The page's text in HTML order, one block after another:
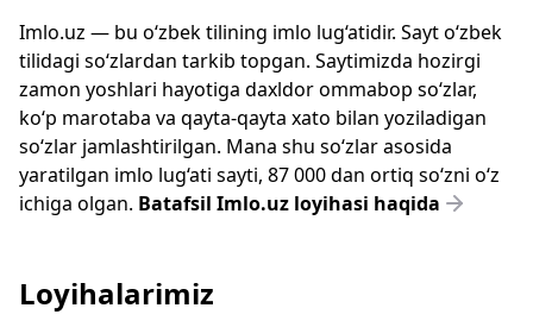
Imlo.uz — bu o‘zbek tilining imlo lug‘atidir. Sayt o‘zbek
tilidagi so‘zlardan tarkib topgan. Saytimizda hozirgi
zamon yoshlari hayotiga daxldor ommabop so‘zlar,
ko‘p marotaba va qayta-qayta xato bilan yoziladigan
so‘zlar jamlashtirilgan. Mana shu so‘zlar asosida
yaratilgan imlo lug‘ati sayti, 87 000 dan ortiq so‘zni o‘z
ichiga olgan. Batafsil Imlo.uz loyihasi haqida
Loyihalarimiz